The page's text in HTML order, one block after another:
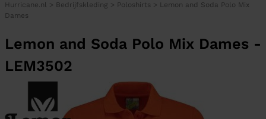
Hurricane.nl > Bedrijfskleding > Poloshirts > Lemon and Soda Polo Mix
Dames
Lemon and Soda Polo Mix Dames -
LEM3502